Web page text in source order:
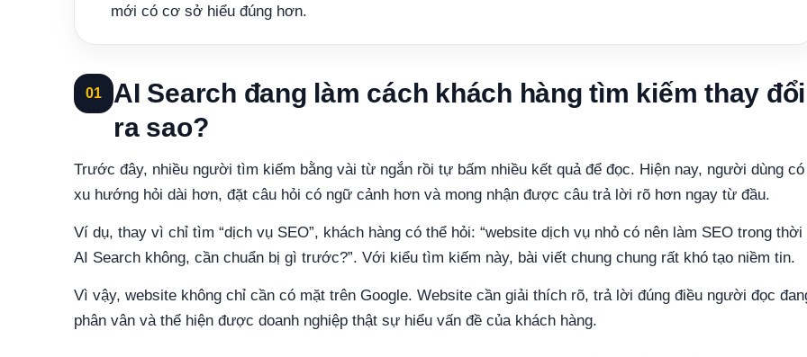
mới có cơ sở hiểu đúng hơn.
01
AI Search đang làm cách khách hàng tìm kiếm thay đổi
ra sao?
Trước đây, nhiều người tìm kiếm bằng vài từ ngắn rồi tự bấm nhiều kết quả để đọc. Hiện nay, người dùng có
xu hướng hỏi dài hơn, đặt câu hỏi có ngữ cảnh hơn và mong nhận được câu trả lời rõ hơn ngay từ đầu.
Ví dụ, thay vì chỉ tìm “dịch vụ SEO”, khách hàng có thể hỏi: “website dịch vụ nhỏ có nên làm SEO trong thời
AI Search không, cần chuẩn bị gì trước?”. Với kiểu tìm kiếm này, bài viết chung chung rất khó tạo niềm tin.
Vì vậy, website không chỉ cần có mặt trên Google. Website cần giải thích rõ, trả lời đúng điều người đọc
phân vân và thể hiện được doanh nghiệp thật sự hiểu vấn đề của khách hàng.